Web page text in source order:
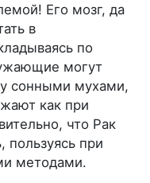
Его мозг, да
в
по
могут
сонными мухами,
как при
что Рак
пользуясь при
методами.